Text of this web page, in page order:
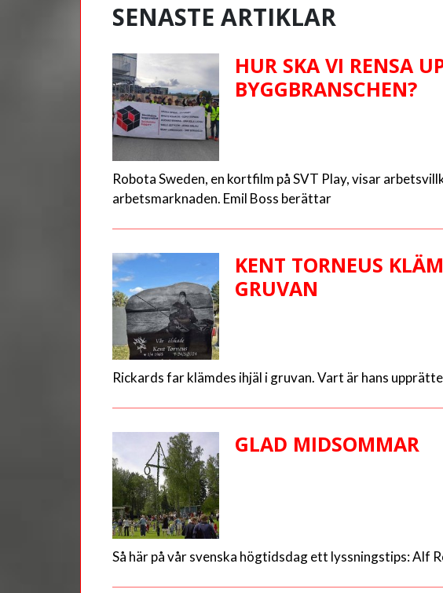
SENASTE ARTIKLAR
HUR SKA VI RENSA
BYGGBRANSCHEN?
Robota Sweden, en kortfilm på SVT Play, visar
arbetsmarknaden. Emil Boss berättar
KENT TORNEUS
GRUVAN
Rickards far klämdes ihjäl i gruvan. Vart är hans
GLAD MIDSOMMAR
Så här på vår svenska högtidsdag ett lyssningstips: Alf